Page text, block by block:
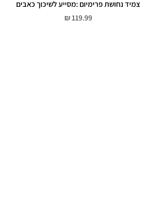
צמיד נחושת פרימיום :מסייע לשיכוך כאבים
מחיר‏119.99 ‏₪